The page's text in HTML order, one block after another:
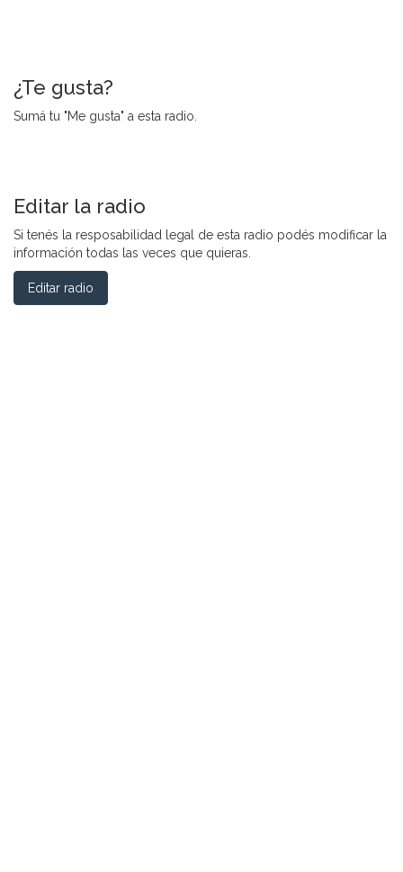
¿Te gusta?
Sumá tu "Me gusta" a esta radio.
Editar la radio
Si tenés la resposabilidad legal de esta radio podés modificar la
información todas las veces que quieras.
Editar radio